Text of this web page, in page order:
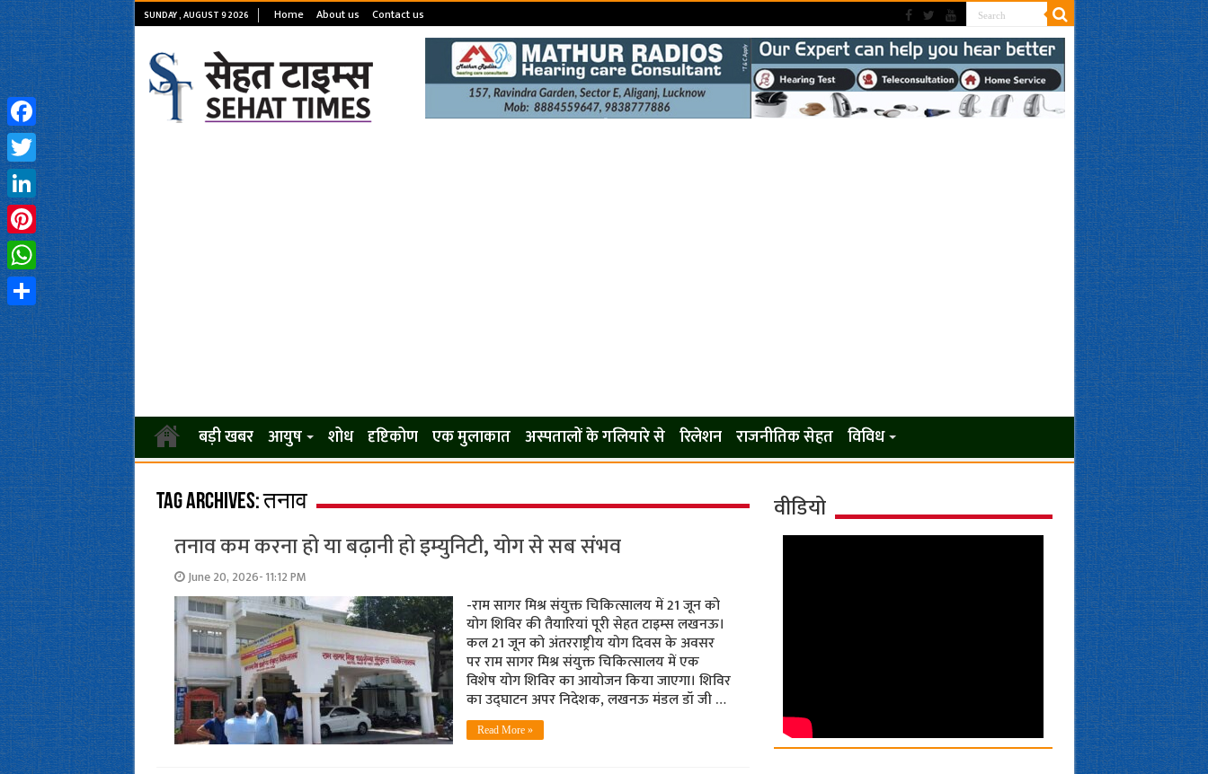
SUNDAY , AUGUST 9 2026 Home About us Contact us
बड़ी खबर आयुष शोध दृष्टिकोण एक मुलाकात अस्पतालों के गलियारे से रिलेशन राजनीतिक सेहत विविध
Tag Archives:तनाव
तनाव कम करना हो या बढ़ानी हो इम्युनिटी, योग से सब संभव
June 20, 2026- 11:12 PM
-राम सागर मिश्र संयुक्त चिकित्सालय में 21 जून को
योग शिविर की तैयारियां पूरी सेहत टाइम्स लखनऊ।
कल 21 जून को अंतरराष्ट्रीय योग दिवस के अवसर
पर राम सागर मिश्र संयुक्त चिकित्सालय में एक
विशेष योग शिविर का आयोजन किया जाएगा। शिविर
का उद्घाटन अपर निदेशक, लखनऊ मंडल डॉ जी …
Read More »
वीडियो
Facebook
Twitter
LinkedIn
Pinterest
WhatsApp
Share